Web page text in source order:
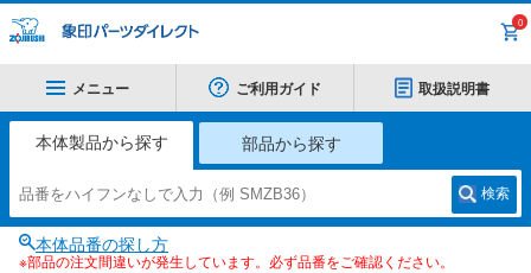
0
メニュー ご利用ガイド 取扱説明書
本体製品から探す 部品から探す
検索
本体品番の探し方
※部品の注文間違いが発生しています。必ず品番をご確認ください。